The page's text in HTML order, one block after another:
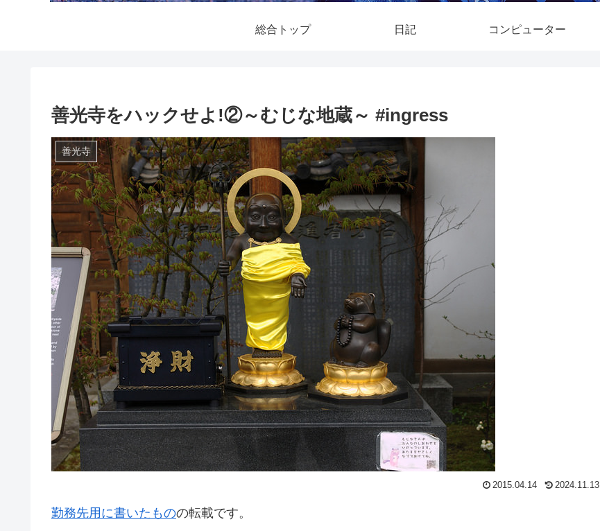
総合トップ 日記 コンピューター
善光寺をハックせよ!②～むじな地蔵～ #ingress
善光寺
2015.04.14 2024.11.13
勤務先用に書いたものの転載です。